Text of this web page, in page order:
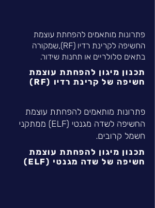
פתרונות מותאמים להפחתת עוצמת
החשיפה לקרינת רדיו (RF),שמקורה
בתאים סלולריים או תחנות שידור.
תכנון מיגון להפחתת עוצמת
חשיפה של קרינת רדיו (RF)
פתרונות מותאמים להפחתת עוצמת
החשיפה לשדה מגנטי (ELF) ממתקני
חשמל קרובים.
תכנון מיגון להפחתת עוצמת
חשיפה של שדה מגנטי (ELF)